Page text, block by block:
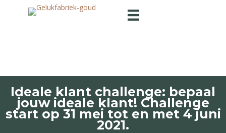
Ideale klant challenge: bepaal
jouw ideale klant! Challenge
start op 31 mei tot en met 4 juni
2021.